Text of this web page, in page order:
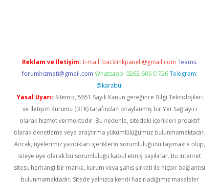
Reklam ve İletişim: E-mail: backlinkpaneli@gmail.com Teams:
forumhizmeti@gmail.com Whatsapp: 0262 606 0 726 Telegram:
@karabul
Yasal Uyarı: Sitemiz, 5651 Sayılı Kanun gereğince Bilgi Teknolojileri
ve İletişim Kurumu (BTK) tarafından onaylanmış bir Yer Sağlayıcı
olarak hizmet vermektedir. Bu nedenle, sitedeki içerikleri proaktif
olarak denetleme veya araştırma yükümlülüğümüz bulunmamaktadır.
Ancak, üyelerimiz yazdıkları içeriklerin sorumluluğunu taşımakta olup,
siteye üye olarak bu sorumluluğu kabul etmiş sayılırlar. Bu internet
sitesi, herhangi bir marka, kurum veya şahıs şirketi ile hiçbir bağlantısı
bulunmamaktadır. Sitede yalnızca kendi hazırladığımız makaleler